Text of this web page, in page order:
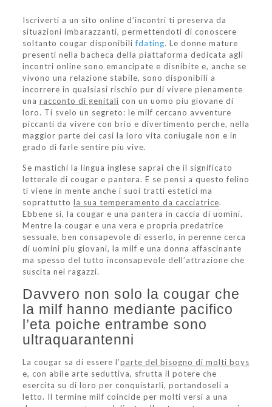
Iscriverti a un sito online d’incontri ti preserva da
situazioni imbarazzanti, permettendoti di conoscere
soltanto cougar disponibilifdating. Le donne mature
presenti nella bacheca della piattaforma dedicata agli
incontri online sono emancipate e disnibite e, anche se
vivono una relazione stabile, sono disponibili a
incorrere in qualsiasi rischio pur di vivere pienamente
una racconto di genitali con un uomo piu giovane di
loro. Ti svelo un segreto: le milf cercano avventure
piccanti da vivere con brio e divertimento perche, nella
maggior parte dei casi la loro vita coniugale non e in
grado di farle sentire piu vive.
Se mastichi la lingua inglese saprai che il significato
letterale di cougar e pantera. E se pensi a questo felino
ti viene in mente anche i suoi tratti estetici ma
soprattutto la sua temperamento da cacciatrice.
Ebbene si, la cougar e una pantera in caccia di uomini.
Mentre la cougar e una vera e propria predatrice
sessuale, ben consapevole di esserlo, in perenne cerca
di uomini piu giovani, la milf e una donna affascinante
ma spesso del tutto inconsapevole dell’attrazione che
suscita nei ragazzi.
Davvero non solo la cougar che
la milf hanno mediante pacifico
l’eta poiche entrambe sono
ultraquarantenni
La cougar sa di essere l’parte del bisogno di molti boys
e, con abile arte seduttiva, sfrutta il potere che
esercita su di loro per conquistarli, portandoseli a
letto. Il termine milf coincide per molti versi a una